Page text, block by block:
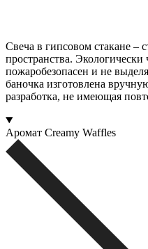
Свеча в гипсовом стакане –
пространства.
пожаробезопасен и не
баночка изготовлена
разработка, не имеющая
Аромат Creamy Waffles